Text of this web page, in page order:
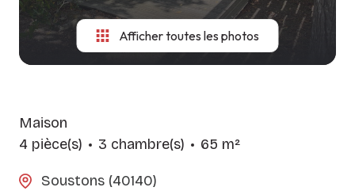
Afficher toutes les photos
Maison
4 pièce(s)
3 chambre(s) 65 m²
Soustons (40140)